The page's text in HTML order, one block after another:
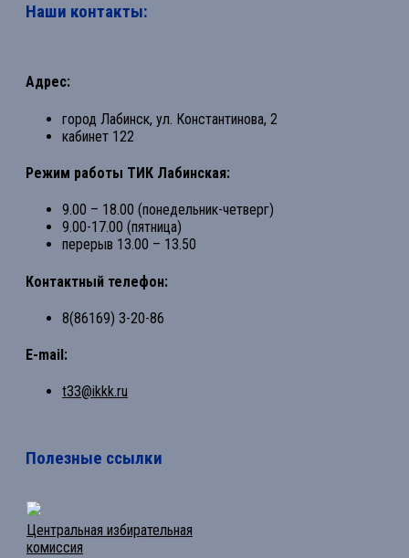
Наши контакты:
Адрес:
город Лабинск, ул. Константинова, 2
кабинет 122
Режим работы ТИК Лабинская:
9.00 – 18.00 (понедельник-четверг)
9.00-17.00 (пятница)
перерыв 13.00 – 13.50
Контактный телефон:
8(86169) 3-20-86
E-mail:
t33@ikkk.ru
Полезные ссылки
Центральная избирательная
комиссия